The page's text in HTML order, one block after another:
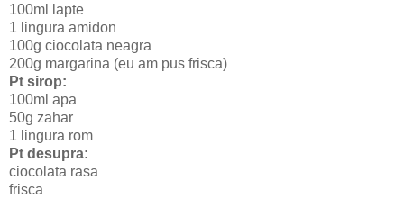
100ml lapte
1 lingura amidon
100g ciocolata neagra
200g margarina (eu am pus frisca)
Pt sirop:
100ml apa
50g zahar
1 lingura rom
Pt desupra:
ciocolata rasa
frisca